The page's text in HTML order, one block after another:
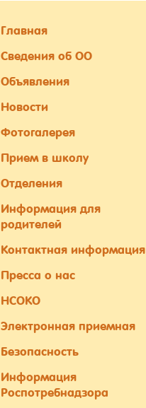
Главная
Сведения об ОО
Объявления
Новости
Фотогалерея
Прием в школу
Отделения
Информация для
родителей
Контактная информация
Пресса о нас
НСОКО
Электронная приемная
Безопасность
Информация
Роспотребнадзора